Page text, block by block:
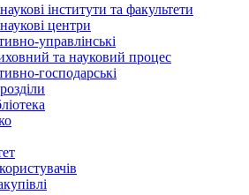
інститути та факультети
центри
управлінські
та науковий процес
господарські